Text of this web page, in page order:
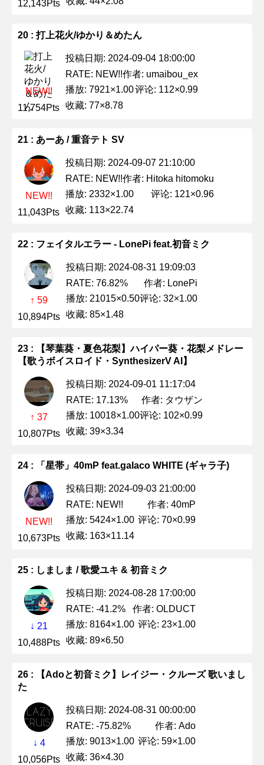
12,143Pts
20 : 打上花火/ゆかり＆めたん
NEW!!
11,754Pts
投稿日期: 2024-09-04 18:00:00
RATE: NEW!!作者: umaibou_ex
播放: 7921×1.00评论: 112×0.99
收藏: 77×8.78
21 : あーあ / 重音テト SV
NEW!!
11,043Pts
投稿日期: 2024-09-07 21:10:00
RATE: NEW!!作者: Hitoka hitomoku
播放: 2332×1.00
评论: 121×0.96
收藏: 113×22.74
22 : フェイタルエラー - LonePi feat.初音ミク
↑ 59
10,894Pts
投稿日期: 2024-08-31 19:09:03
RATE: 76.82%
作者: LonePi
播放: 21015×0.50评论: 32×1.00
收藏: 85×1.48
23 : 【琴葉葵・夏色花梨】ハイパー葵・花梨メドレー
【歌うボイスロイド・SynthesizerV AI】
↑ 37
10,807Pts
投稿日期: 2024-09-01 11:17:04
RATE: 17.13%
作者: タウザン
播放: 10018×1.00评论: 102×0.99
收藏: 39×3.34
24 : 「星帯」40mP feat.galaco WHITE (ギャラ子)
NEW!!
10,673Pts
投稿日期: 2024-09-03 21:00:00
RATE: NEW!!
作者: 40mP
播放: 5424×1.00 评论: 70×0.99
收藏: 163×11.14
25 : しましま / 歌愛ユキ & 初音ミク
↓ 21
10,488Pts
投稿日期: 2024-08-28 17:00:00
RATE: -41.2%
作者: OLDUCT
播放: 8164×1.00 评论: 23×1.00
收藏: 89×6.50
26 : 【Adoと初音ミク】レイジー・クルーズ 歌いまし
た
↓ 4
10,056Pts
投稿日期: 2024-08-31 00:00:00
RATE: -75.82%
作者: Ado
播放: 9013×1.00 评论: 59×1.00
收藏: 36×4.30